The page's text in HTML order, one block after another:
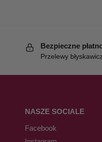
Bezpieczne
Przelewy
NASZE SOCIALE
Facebook